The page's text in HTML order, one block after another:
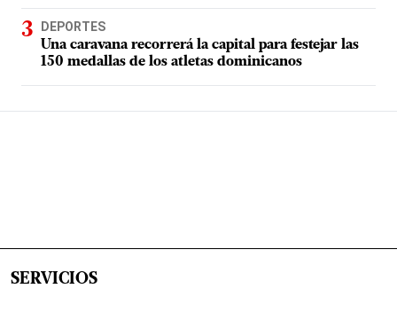
DEPORTES
Una caravana recorrerá la capital para festejar las
150 medallas de los atletas dominicanos
SERVICIOS